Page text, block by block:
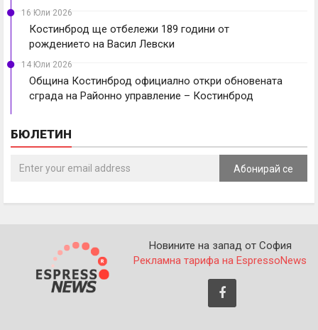
16 Юли 2026
Костинброд ще отбележи 189 години от
рождението на Васил Левски
14 Юли 2026
Община Костинброд официално откри обновената
сграда на Районно управление – Костинброд
БЮЛЕТИН
Абонирай се
Новините на запад от София
Рекламна тарифа на EspressoNews